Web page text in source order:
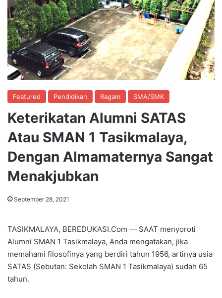
Featured Pendidikan Ragam SMA/SMK
Keterikatan Alumni SATAS
Atau SMAN 1 Tasikmalaya,
Dengan Almamaternya Sangat
Menakjubkan
September 28, 2021
TASIKMALAYA, BEREDUKASI.Com — SAAT menyoroti
Alumni SMAN 1 Tasikmalaya, Anda mengatakan, jika
memahami filosofinya yang berdiri tahun 1956, artinya usia
SATAS (Sebutan: Sekolah SMAN 1 Tasikmalaya) sudah 65
tahun.